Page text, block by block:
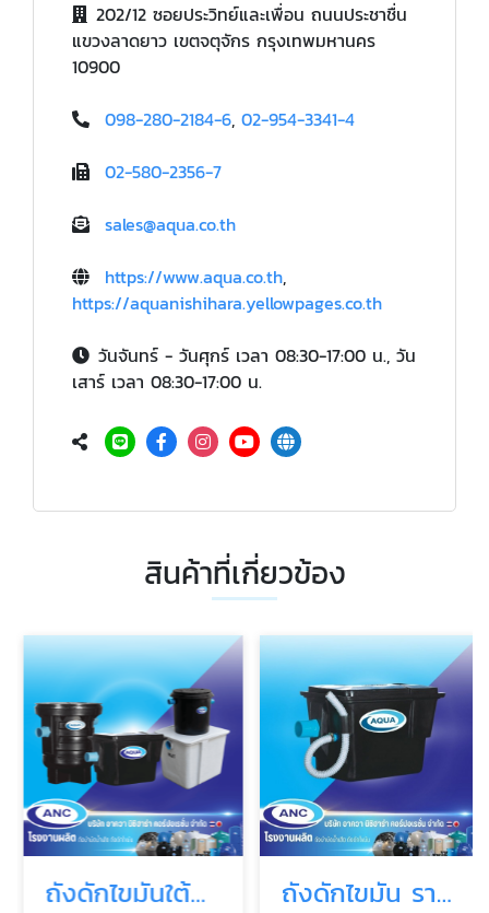
202/12 ซอยประวิทย์และเพื่อน ถนนประชาชื่น
แขวงลาดยาว เขตจตุจักร กรุงเทพมหานคร
10900
098-280-2184-6, 02-954-3341-4
02-580-2356-7
sales@aqua.co.th
https://www.aqua.co.th,
https://aquanishihara.yellowpages.co.th
วันจันทร์ - วันศุกร์ เวลา 08:30-17:00 น., วัน
เสาร์ เวลา 08:30-17:00 น.
สินค้าที่เกี่ยวข้อง
ถังดักไขมันใต้ดิน 30 ลิตร 40 ลิตร ถังดักไขมัน ราคาโรงงาน